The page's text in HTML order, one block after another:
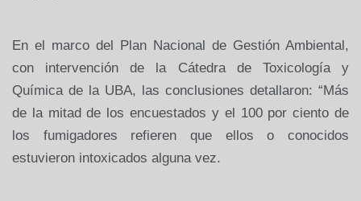
En el marco del Plan Nacional de Gestión Ambiental,
con intervención de la Cátedra de Toxicología y
Química de la UBA, las conclusiones detallaron: “Más
de la mitad de los encuestados y el 100 por ciento de
los fumigadores refieren que ellos o conocidos
estuvieron intoxicados alguna vez.